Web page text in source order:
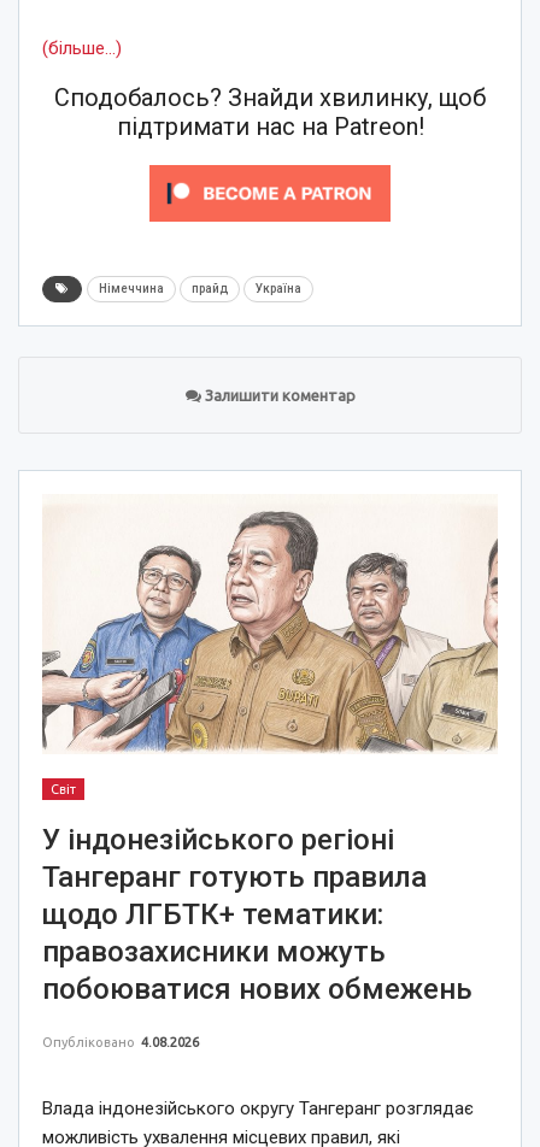
(більше…)
Сподобалось? Знайди хвилинку, щоб
підтримати нас на Patreon!
Німеччина прайд Україна
Залишити коментар
Світ
У індонезійського регіоні
Тангеранг готують правила
щодо ЛГБТК+ тематики:
правозахисники можуть
побоюватися нових обмежень
Опубліковано 4.08.2026
Влада індонезійського округу Тангеранг розглядає
можливість ухвалення місцевих правил, які